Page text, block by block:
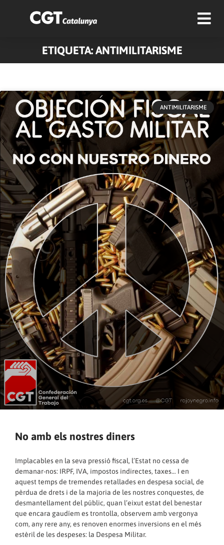
ETIQUETA: ANTIMILITARISME
ANTIMILITARISME
No amb els nostres diners
Implacables en la seva pressió fiscal, l’Estat no cessa de
demanar-nos: IRPF, IVA, impostos indirectes, taxes… I en
aquest temps de tremendes retallades en despesa social, de
pèrdua de drets i de la majoria de les nostres conquestes, de
desmantellament del públic, quan l’eixut estat del benestar
que encara gaudíem es trontolla, observem amb vergonya
com, any rere any, es renoven enormes inversions en el més
estèril de les despeses: la Despesa Militar.